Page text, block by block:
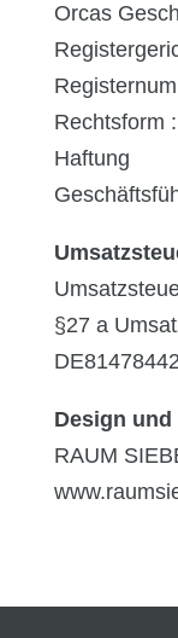
Orcas
Rechtsform
Haftung
§27 a
Design
RAUM